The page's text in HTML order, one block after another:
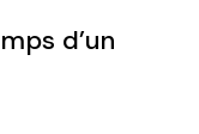
d’un